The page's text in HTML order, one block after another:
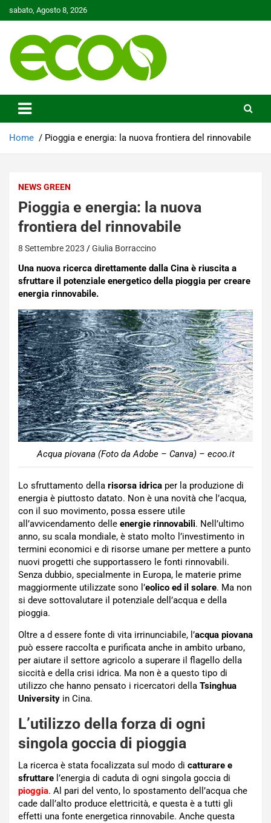
to
sabato, Agosto 8, 2026
Ecoo.it
Home Pioggia e energia: la nuova frontiera del rinnovabile
NEWS GREEN
Pioggia e energia: la nuova
frontiera del rinnovabile
8 Settembre 2023 Giulia Borraccino
Una nuova ricerca direttamente dalla Cina è riuscita a
sfruttare il potenziale energetico della pioggia per creare
energia rinnovabile.
Acqua piovana (Foto da Adobe – Canva) – ecoo.it
Lo sfruttamento della risorsa idrica per la produzione di
energia è piuttosto datato. Non è una novità che l’acqua,
con il suo movimento, possa essere utile
all’avvicendamento delle energie rinnovabili. Nell’ultimo
anno, su scala mondiale, è stato molto l’investimento in
termini economici e di risorse umane per mettere a punto
nuovi progetti che supportassero le fonti rinnovabili.
Senza dubbio, specialmente in Europa, le materie prime
maggiormente utilizzate sono l’eolico ed il solare. Ma non
si deve sottovalutare il potenziale dell’acqua e della
pioggia.
Oltre a d essere fonte di vita irrinunciabile, l’acqua piovana
può essere raccolta e purificata anche in ambito urbano,
per aiutare il settore agricolo a superare il flagello della
siccità e della crisi idrica. Ma non è a questo tipo di
utilizzo che hanno pensato i ricercatori della Tsinghua
University in Cina.
L’utilizzo della forza di ogni
singola goccia di pioggia
La ricerca è stata focalizzata sul modo di catturare e
sfruttare l’energia di caduta di ogni singola goccia di
pioggia. Al pari del vento, lo spostamento dell’acqua che
cade dall’alto produce elettricità, e questa è a tutti gli
effetti una fonte energetica rinnovabile. Anche questa